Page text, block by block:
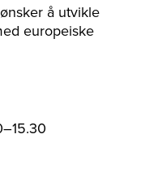
å utvikle
europeiske